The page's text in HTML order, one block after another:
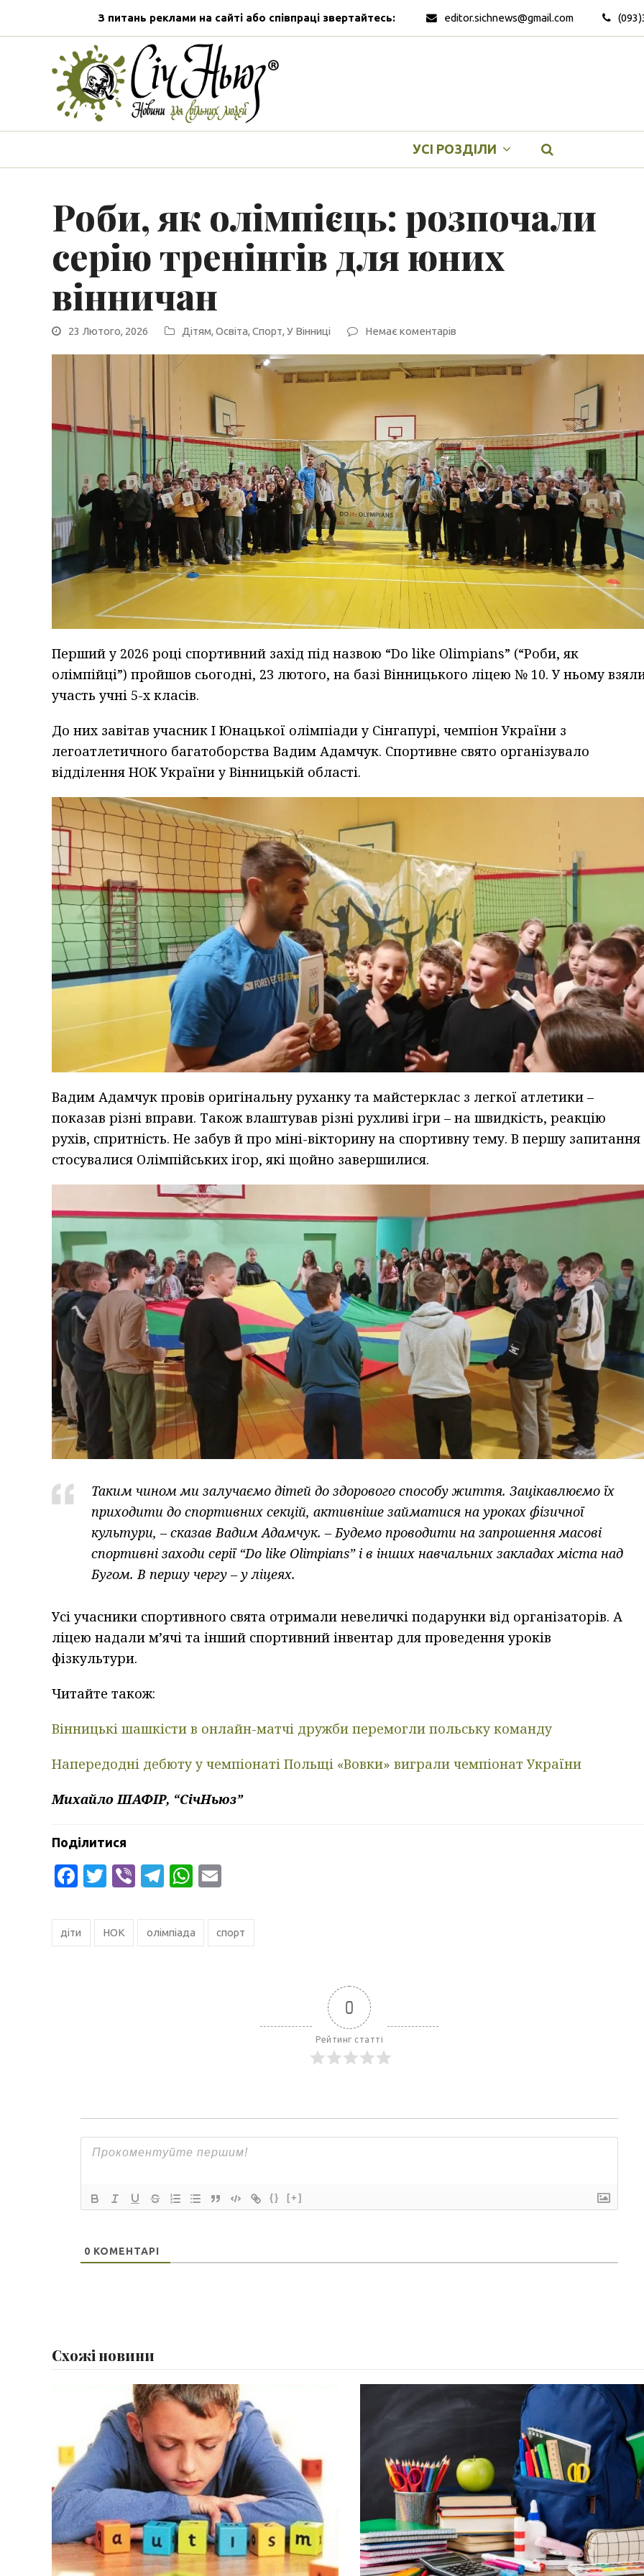
З питань реклами на сайті або співпраці звертайтесь: editor.sichnews@gmail.com
УСІ РОЗДІЛИ
Роби, як олімпієць: розпочали
серію тренінгів для юних
вінничан
23 Лютого, 2026 Дітям, Освіта, Спорт, У Вінниці Немає коментарів
Перший у 2026 році спортивний захід під назвою “Do like Olimpians” (“Роби, як
олімпійці”) пройшов сьогодні, 23 лютого, на базі Вінницького ліцею № 10. У ньому
участь учні 5-х класів.
До них завітав учасник I Юнацької олімпіади у Сінгапурі, чемпіон України з
легоатлетичного багатоборства Вадим Адамчук. Спортивне свято організувало
відділення НОК України у Вінницькій області.
Вадим Адамчук провів оригінальну руханку та майстерклас з легкої атлетики –
показав різні вправи. Також влаштував різні рухливі ігри – на швидкість, реакцію
рухів, спритність. Не забув й про міні-вікторину на спортивну тему. В першу запитання
стосувалися Олімпійських ігор, які щойно завершилися.
Таким чином ми залучаємо дітей до здорового способу життя. Зацікавлюємо їх
приходити до спортивних секцій, активніше займатися на уроках фізичної
культури, – сказав Вадим Адамчук. – Будемо проводити на запрошення масові
спортивні заходи серії “Do like Olimpians” і в інших навчальних закладах міста над
Бугом. В першу чергу – у ліцеях.
Усі учасники спортивного свята отримали невеличкі подарунки від організаторів. А
ліцею надали м’ячі та інший спортивний інвентар для проведення уроків
фізкультури.
Читайте також:
Вінницькі шашкісти в онлайн-матчі дружби перемогли польську команду
Напередодні дебюту у чемпіонаті Польщі «Вовки» виграли чемпіонат України
Михайло ШАФІР, “СічНьюз”
Поділитися
Facebook
Twitter
ViberTelegram
WhatsApp
діти НОК олімпіада спорт
0
Рейтинг статті
{} [+]
0 КОМЕНТАРІ
Схожі новини